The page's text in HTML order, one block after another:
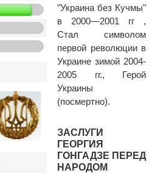
"Украина без Кучмы"
в 2000—2001 гг ,
Стал символом
первой революции в
Украине зимой 2004-
2005 гг., Герой
Украины
(посмертно).
ЗАСЛУГИ
ГЕОРГИЯ
ГОНГАДЗЕ ПЕРЕД
НАРОДОМ